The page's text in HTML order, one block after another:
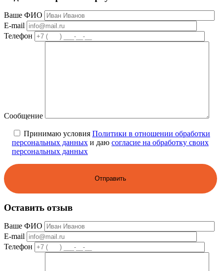
Ваше ФИО
E-mail
Телефон
Сообщение
Принимаю условия Политики в отношении обработки
персональных данных и даю согласие на обработку своих
персональных данных
Оставить отзыв
Ваше ФИО
E-mail
Телефон